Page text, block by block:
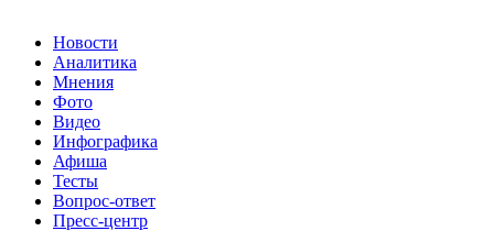
Новости
Аналитика
Мнения
Фото
Видео
Инфографика
Афиша
Тесты
Вопрос-ответ
Пресс-центр